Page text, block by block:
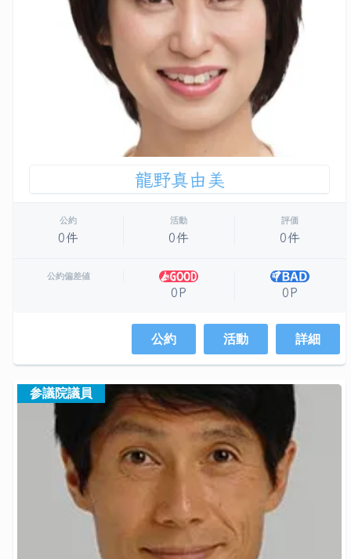
龍野真由美
公約
0件
活動
0件
評価
0件
公約偏差値
0P 0P
公約 活動 詳細
参議院議員